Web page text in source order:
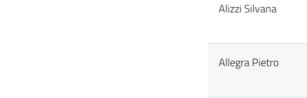
Alizzi Silvana
Allegra Pietro